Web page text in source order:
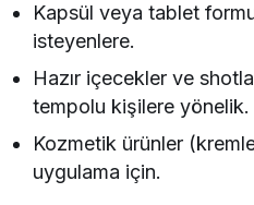
Kapsül veya tablet
isteyenlere.
Hazır içecekler ve
tempolu kişilere yönelik.
Kozmetik ürünler
uygulama için.